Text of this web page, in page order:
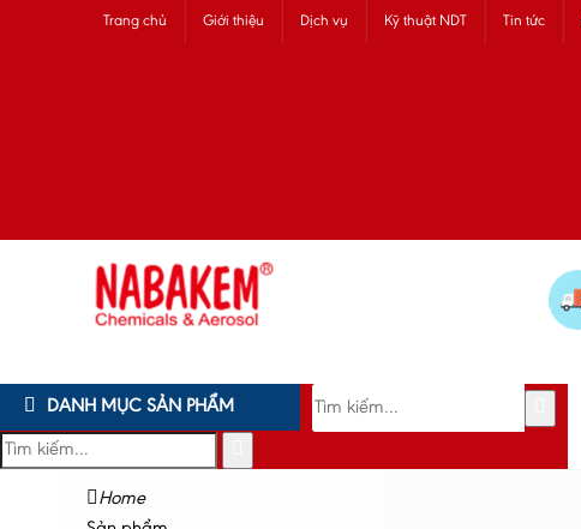
Trang chủ Giới thiệu Dịch vụ Kỹ thuật NDT Tin tức
DANH MỤC SẢN PHẨM
Home